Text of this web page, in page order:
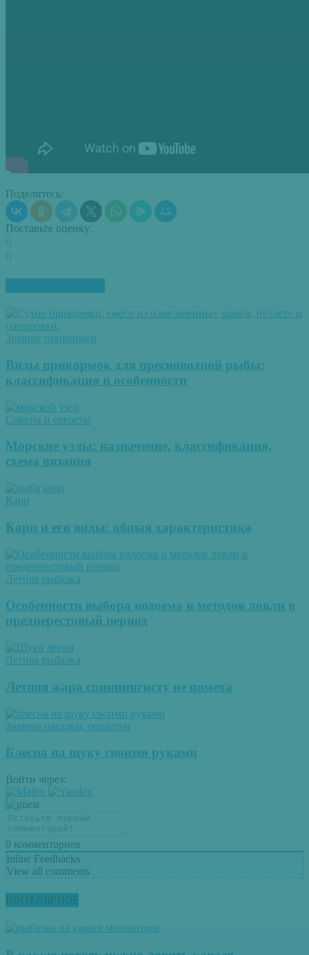
Поделитесь:
Поставьте оценку:
Зимние прикормки
Виды прикормок для пресноводной рыбы:
классификация и особенности
Советы и секреты
Морские узлы: назначение, классификация,
схема вязания
Карп
Карп и его виды: общая характеристика
Летняя рыбалка
Особенности выбора водоема и методов ловли в
преднерестовый период
Летняя рыбалка
Летняя жара спиннингисту не помеха
Зимние насадки, оснастки
Блесна на щуку своими руками
Войти через:
0 комментариев
Inline Feedbacks
View all comments
ПОПУЛЯРНОЕ